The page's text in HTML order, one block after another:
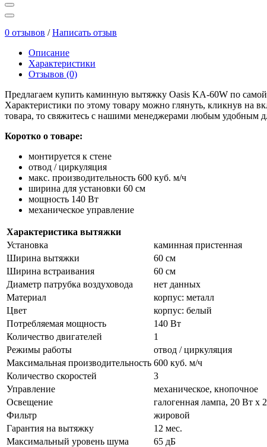
0 отзывов /Написать отзыв
Описание
Характеристики
Отзывов (0)
Предлагаем купить каминную вытяжку Oasis KA-60W по
Характеристики по этому товару можно глянуть, кликнув на
товара, то свяжитесь с нашими менеджерами любым удобным
Коротко о товаре:
монтируется к стене
отвод / циркуляция
макс. производительность 600 куб. м/ч
ширина для установки 60 см
мощность 140 Вт
механическое управление
Характеристика вытяжки
Установка
каминная пристенная
Ширина вытяжки
60 см
Ширина встраивания
60 см
Диаметр патрубка воздуховода
нет данных
Материал
корпус: металл
Цвет
корпус: белый
Потребляемая мощность
140 Вт
Количество двигателей
1
Режимы работы
отвод / циркуляция
Максимальная производительность 600 куб. м/ч
Количество скоростей
3
Управление
механическое, кнопочное
Освещение
галогенная лампа, 20 Вт х 2
Фильтр
жировой
Гарантия на вытяжку
12 мес.
Максимальный уровень шума
65 дБ